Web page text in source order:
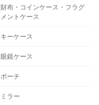
財布・コインケース・フラグ
メントケース
キーケース
眼鏡ケース
ポーチ
ミラー